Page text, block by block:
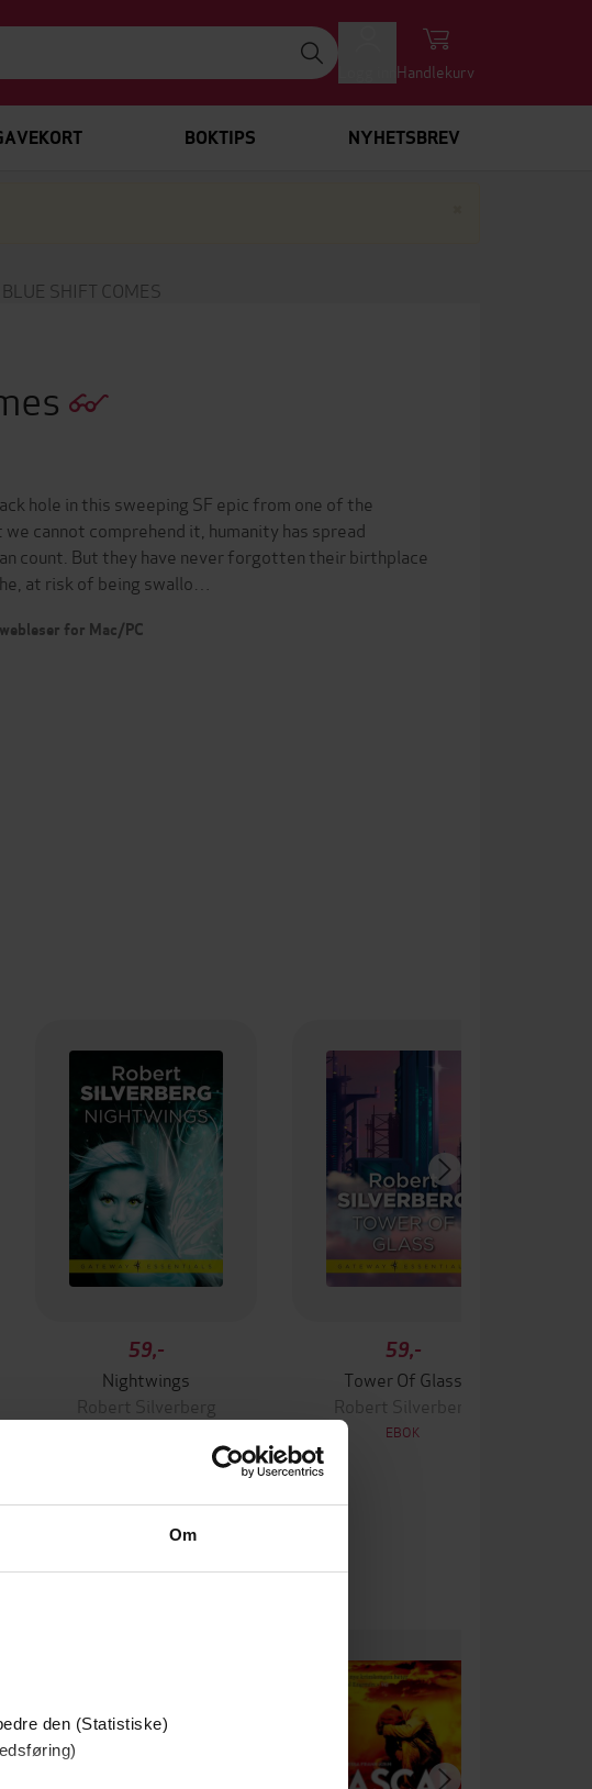
Om
den (Statistiske)
Handlekurv
BOKTIPS NYHETSBREV
SHIFT COMES
hole in this sweeping SF epic from one of the
cannot comprehend it, humanity has spread
count. But they have never forgotten their birthplace
at risk of being swallo…
for Mac/PC
59,-
Nightwings
Robert Silverberg
59,-
Tower Of Glass
Robert Silverberg
EBOK